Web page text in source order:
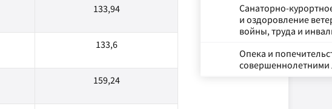
133,94
133,6
159,24
Санаторно-
и оздоровление
войны, труда и
Опека и